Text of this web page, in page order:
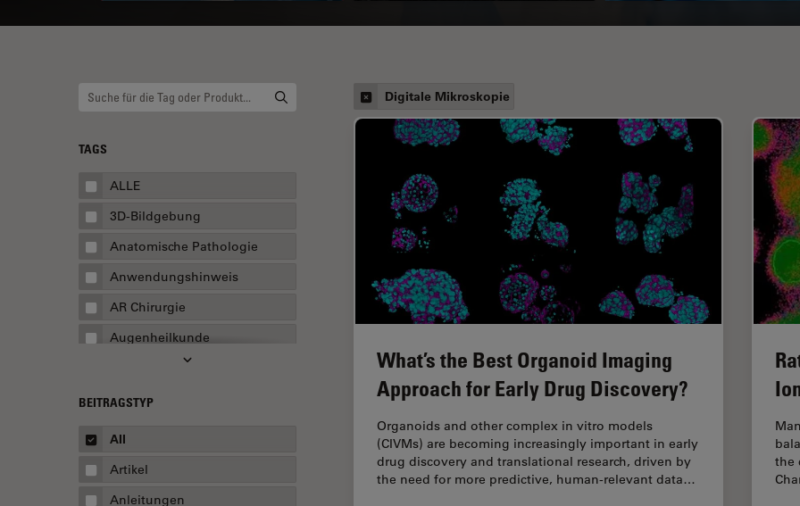
TAGS
ALLE
3D-Bildgebung
Anatomische Pathologie
Anwendungshinweis
AR Chirurgie
Augenheilkunde
Augmented Reality
Ausbildung
Transport
BEITRAGSTYP
All
Artikel
Anleitungen
Digitale Mikroskopie
What’s the Best Organoid Imaging
Approach for Early Drug Discovery?
Organoids and other complex in vitro models
(CIVMs) are becoming increasingly important in early
drug discovery and translational research, driven by
the need for more predictive, human-relevant data…
the